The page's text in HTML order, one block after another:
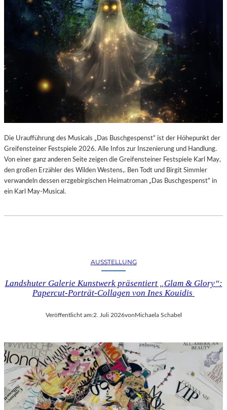
L
T
U
R
-
B
O
G
Die Uraufführung des Musicals „Das Buschgespenst“ ist der Höhepunkt der
Greifensteiner Festspiele 2026. Alle Infos zur Inszenierung und Handlung.
Von einer ganz anderen Seite zeigen die Greifensteiner Festspiele Karl May,
den großen Erzähler des Wilden Westens,. Ben Todt und Birgit Simmler
verwandeln dessen erzgebirgischen Heimatroman „Das Buschgespenst“ in
ein Karl May-Musical.
AUSSTELLUNG
Landshuter Galerie Kunstwerk präsentiert „Glam & Glory“:
Papercut-Porträt-Collagen von Ines Kouidis
Veröffentlicht am:2. Juli 2026vonMichaela Schabel